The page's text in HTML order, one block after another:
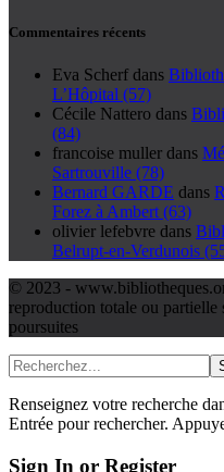
Commentaires récents
Eva Scherf dans
L’Hôpital (57)
Cécile Nattero dans
(84)
francoise muller dans
Sartrouville (78)
Bernard GARDE dans
Forez à Ambert (63)
olivier lefebvre dans
Belrupt-en-Verdunois
© 2023 -
reproduction totale ou partielle
poursuites
Renseignez votre recherche
Entrée pour rechercher.
Sign In or Register